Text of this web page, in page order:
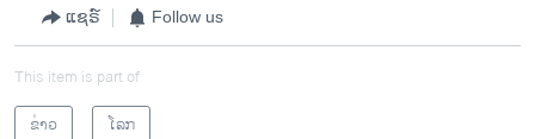
ແຊຣ໌ Follow us
This item is part of
ຂ່າວ
ໂລກ